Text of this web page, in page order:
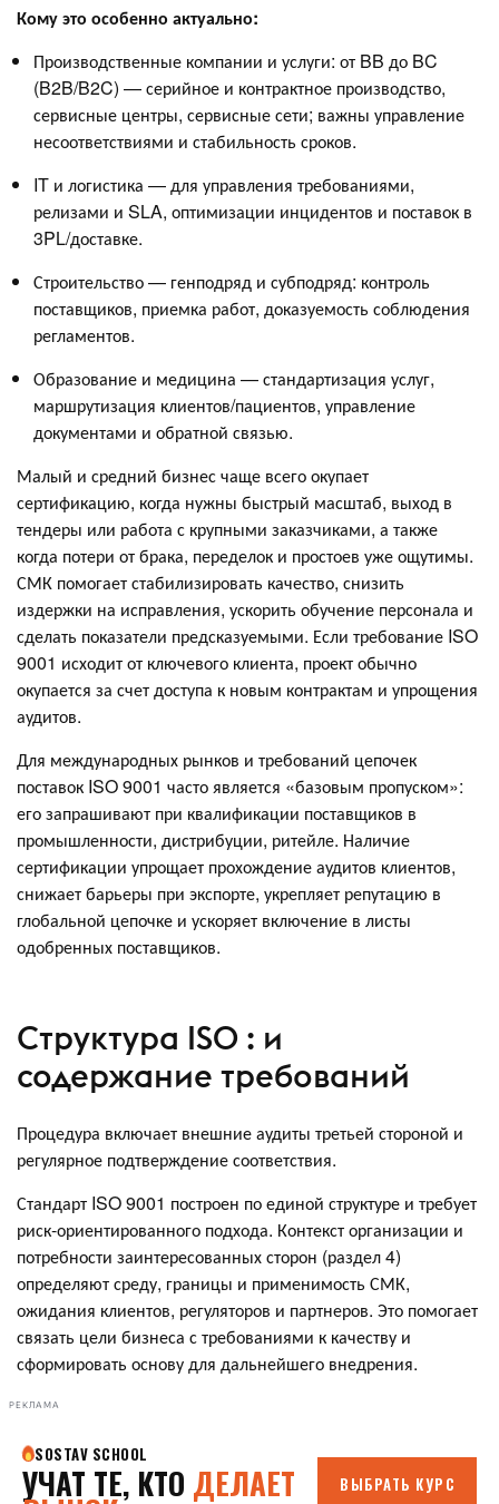
Кому это особенно актуально:
Производственные компании и услуги: от BB до BC
(B2B/B2C) — серийное и контрактное производство,
сервисные центры, сервисные сети; важны управление
несоответствиями и стабильность сроков.
IT и логистика — для управления требованиями,
релизами и SLA, оптимизации инцидентов и поставок в
3PL/доставке.
Строительство — генподряд и субподряд: контроль
поставщиков, приемка работ, доказуемость соблюдения
регламентов.
Образование и медицина — стандартизация услуг,
маршрутизация клиентов/пациентов, управление
документами и обратной связью.
Малый и средний бизнес чаще всего окупает
сертификацию, когда нужны быстрый масштаб, выход в
тендеры или работа с крупными заказчиками, а также
когда потери от брака, переделок и простоев уже ощутимы.
СМК помогает стабилизировать качество, снизить
издержки на исправления, ускорить обучение персонала и
сделать показатели предсказуемыми. Если требование ISO
9001 исходит от ключевого клиента, проект обычно
окупается за счет доступа к новым контрактам и упрощения
аудитов.
Для международных рынков и требований цепочек
поставок ISO 9001 часто является «базовым пропуском»:
его запрашивают при квалификации поставщиков в
промышленности, дистрибуции, ритейле. Наличие
сертификации упрощает прохождение аудитов клиентов,
снижает барьеры при экспорте, укрепляет репутацию в
глобальной цепочке и ускоряет включение в листы
одобренных поставщиков.
Структура ISO : и
содержание требований
Процедура включает внешние аудиты третьей стороной и
регулярное подтверждение соответствия.
Стандарт ISO 9001 построен по единой структуре и требует
риск-ориентированного подхода. Контекст организации и
потребности заинтересованных сторон (раздел 4)
определяют среду, границы и применимость СМК,
ожидания клиентов, регуляторов и партнеров. Это помогает
связать цели бизнеса с требованиями к качеству и
сформировать основу для дальнейшего внедрения.
РЕКЛАМА